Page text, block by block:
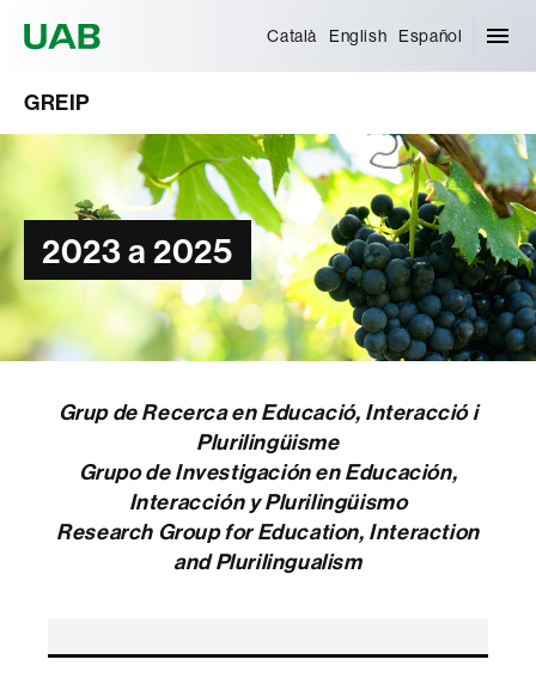
Català English Español
GREIP
2023 a 2025
Grup de Recerca en Educació, Interacció i
Plurilingüisme
Grupo de Investigación en Educación,
Interacción y Plurilingüismo
Research Group for Education, Interaction
and Plurilingualism